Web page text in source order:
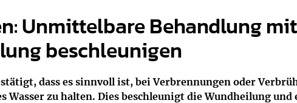
Schulkinder
Jugendliche
Schulkind: U10 bis U11
Teenager: J1 bis J2
Was muss man beachten?
Impfreaktionen
Hausapotheke
Sofortmaßnahmen
Gesundheitsämter
Link-Tipps
Blutdruckrechner
Wachstum-Rechner
Unmittelbare Behandlung
beschleunigen
dass es sinnvoll ist, bei Verbrennungen oder
Wasser zu halten. Dies beschleunigt die Wundheilung